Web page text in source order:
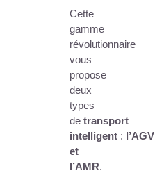
Cette
gamme
révolutionnaire
vous
propose
deux
types
de transport
intelligent : l’AGV
et
l’AMR.